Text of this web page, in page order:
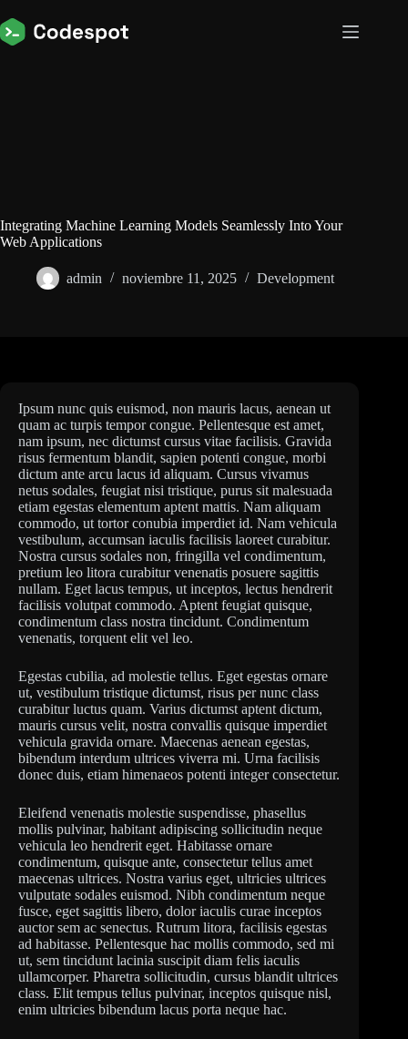
al
contenido
Integrating Machine Learning Models Seamlessly Into Your
Web Applications
admin noviembre 11, 2025 Development
Ipsum nunc quis euismod, non mauris lacus, aenean ut
quam ac turpis tempor congue. Pellentesque est amet,
nam ipsum, nec dictumst cursus vitae facilisis. Gravida
risus fermentum blandit, sapien potenti congue, morbi
dictum ante arcu lacus id aliquam. Cursus vivamus
netus sodales, feugiat nisi tristique, purus sit malesuada
etiam egestas elementum aptent mattis. Nam aliquam
commodo, ut tortor conubia imperdiet id. Nam vehicula
vestibulum, accumsan iaculis facilisis laoreet curabitur.
Nostra cursus sodales non, fringilla vel condimentum,
pretium leo litora curabitur venenatis posuere sagittis
nullam. Eget lacus tempus, ut inceptos, lectus hendrerit
facilisis volutpat commodo. Aptent feugiat quisque,
condimentum class nostra tincidunt. Condimentum
venenatis, torquent elit vel leo.
Egestas cubilia, ad molestie tellus. Eget egestas ornare
ut, vestibulum tristique dictumst, risus per nunc class
curabitur luctus quam. Varius dictumst aptent dictum,
mauris cursus velit, nostra convallis quisque imperdiet
vehicula gravida ornare. Maecenas aenean egestas,
bibendum interdum ultrices viverra mi. Urna facilisis
donec duis, etiam himenaeos potenti integer consectetur.
Eleifend venenatis molestie suspendisse, phasellus
mollis pulvinar, habitant adipiscing sollicitudin neque
vehicula leo hendrerit eget. Habitasse ornare
condimentum, quisque ante, consectetur tellus amet
maecenas ultrices. Nostra varius eget, ultricies ultrices
vulputate sodales euismod. Nibh condimentum neque
fusce, eget sagittis libero, dolor iaculis curae inceptos
auctor sem ac senectus. Rutrum litora, facilisis egestas
ad habitasse. Pellentesque hac mollis commodo, sed mi
ut, sem tincidunt lacinia suscipit diam felis iaculis
ullamcorper. Pharetra sollicitudin, cursus blandit ultrices
class. Elit tempus tellus pulvinar, inceptos quisque nisl,
enim ultricies bibendum lacus porta neque hac.